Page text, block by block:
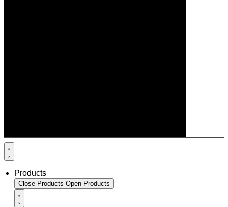
Products
Close Products Open Products